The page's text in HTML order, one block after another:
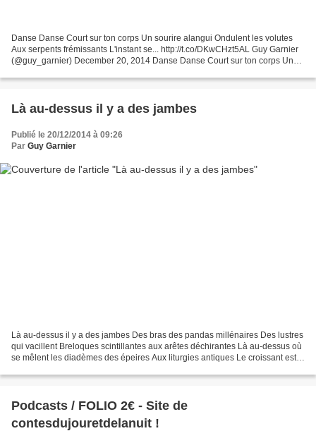
Danse Danse Court sur ton corps Un sourire alangui Ondulent les volutes
Aux serpents frémissants L'instant se... http://t.co/DKwCHzt5AL Guy Garnier
(@guy_garnier) December 20, 2014 Danse Danse Court sur ton corps Un
Là au-dessus il y a des jambes
Publié le 20/12/2014 à 09:26
Par Guy Garnier
Là au-dessus il y a des jambes Des bras des pandas millénaires Des lustres
qui vacillent Breloques scintillantes aux arêtes déchirantes Là au-dessus où
se mêlent les diadèmes des épeires Aux liturgies antiques Le croissant est
Podcasts / FOLIO 2€ - Site de
contesdujouretdelanuit !